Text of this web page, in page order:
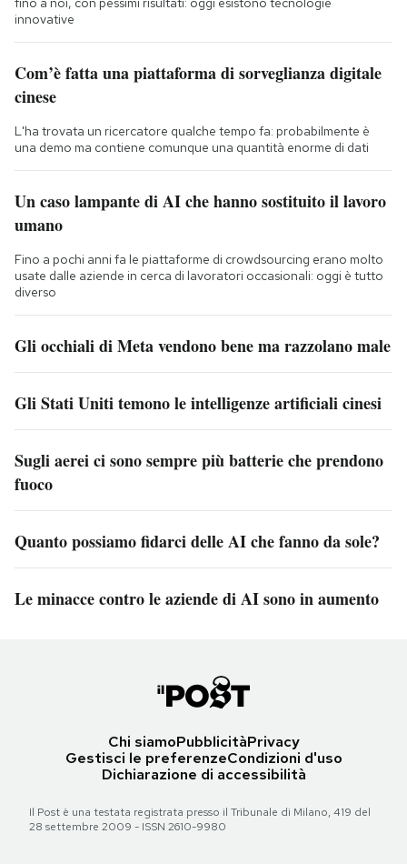
innovative
Com’è fatta una piattaforma di sorveglianza digitale
cinese
L'ha trovata un ricercatore qualche tempo fa: probabilmente è
una demo ma contiene comunque una quantità enorme di dati
Un caso lampante di AI che hanno sostituito il lavoro
umano
Fino a pochi anni fa le piattaforme di crowdsourcing erano molto
usate dalle aziende in cerca di lavoratori occasionali: oggi è tutto
diverso
Gli occhiali di Meta vendono bene ma razzolano male
Gli Stati Uniti temono le intelligenze artificiali cinesi
Sugli aerei ci sono sempre più batterie che prendono
fuoco
Quanto possiamo fidarci delle AI che fanno da sole?
Le minacce contro le aziende di AI sono in aumento
Chi siamoPubblicitàPrivacy
Gestisci le preferenzeCondizioni d'uso
Dichiarazione di accessibilità
Il Post è una testata registrata presso il Tribunale di Milano, 419 del
28 settembre 2009 - ISSN 2610-9980